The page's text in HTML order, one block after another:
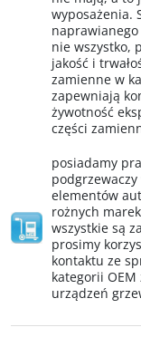
wyposażenia.
nie wszystko,
jakość i
zamienne w
zapewniają
żywotność
części
posiadamy
elementów
rożnych
wszystkie są
prosimy
kontaktu ze
kategorii
urządzeń